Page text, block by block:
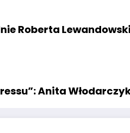
Roberta
Anita